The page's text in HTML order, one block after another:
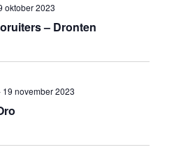
– Dronten
oktober 2023
19 november 2023